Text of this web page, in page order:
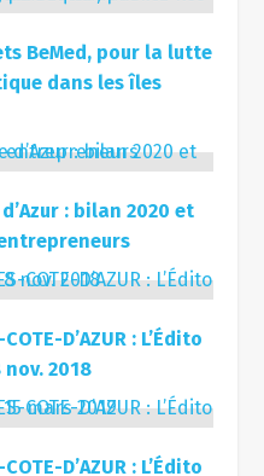
BeMed, pour la lutte
dans les îles
: bilan 2020 et
D’AZUR : L’Édito
2018
D’AZUR : L’Édito